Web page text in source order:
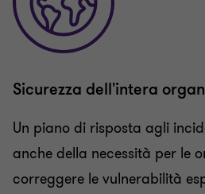
Sicurezza dell'intera
Un piano di risposta agli
anche della necessità per le
correggere le vulnerabilità